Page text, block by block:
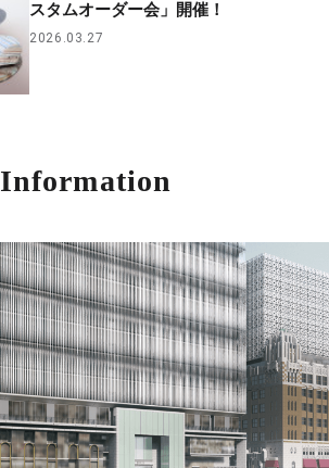
スタムオーダー会」開催！
2026.03.27
Information